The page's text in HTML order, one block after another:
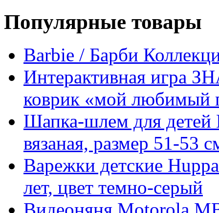
Популярные товары
Barbie / Барби
Интерактивная игра
коврик «мой любимый
Шапка-шлем для детей
вязаная, размер 51-53
Варежки детские
лет, цвет темно-серый